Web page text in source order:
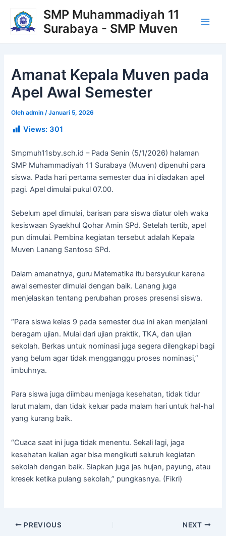
konten
SMP Muhammadiyah 11
Surabaya - SMP Muven
Amanat Kepala Muven pada
Apel Awal Semester
Olehadmin/Januari 5, 2026
Views: 301
Smpmuh11sby.sch.id – Pada Senin (5/1/2026) halaman
SMP Muhammadiyah 11 Surabaya (Muven) dipenuhi para
siswa. Pada hari pertama semester dua ini diadakan apel
pagi. Apel dimulai pukul 07.00.
Sebelum apel dimulai, barisan para siswa diatur oleh waka
kesiswaan Syaekhul Qohar Amin SPd. Setelah tertib, apel
pun dimulai. Pembina kegiatan tersebut adalah Kepala
Muven Lanang Santoso SPd.
Dalam amanatnya, guru Matematika itu bersyukur karena
awal semester dimulai dengan baik. Lanang juga
menjelaskan tentang perubahan proses presensi siswa.
“Para siswa kelas 9 pada semester dua ini akan menjalani
beragam ujian. Mulai dari ujian praktik, TKA, dan ujian
sekolah. Berkas untuk nominasi juga segera dilengkapi bagi
yang belum agar tidak mengganggu proses nominasi,”
imbuhnya.
Para siswa juga diimbau menjaga kesehatan, tidak tidur
larut malam, dan tidak keluar pada malam hari untuk hal-hal
yang kurang baik.
“Cuaca saat ini juga tidak menentu. Sekali lagi, jaga
kesehatan kalian agar bisa mengikuti seluruh kegiatan
sekolah dengan baik. Siapkan juga jas hujan, payung, atau
kresek ketika pulang sekolah,” pungkasnya. (Fikri)
navigation
PREVIOUS NEXT